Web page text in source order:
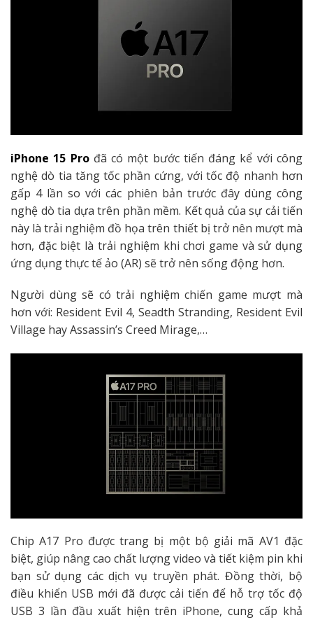
iPhone 15 Prođã có một bước tiến đáng kể với công
nghệ dò tia tăng tốc phần cứng, với tốc độ nhanh hơn
gấp 4 lần so với các phiên bản trước đây dùng công
nghệ dò tia dựa trên phần mềm. Kết quả của sự cải tiến
này là trải nghiệm đồ họa trên thiết bị trở nên mượt mà
hơn, đặc biệt là trải nghiệm khi chơi game và sử dụng
ứng dụng thực tế ảo (AR) sẽ trở nên sống động hơn.
Người dùng sẽ có trải nghiệm chiến game mượt mà
hơn với: Resident Evil 4, Seadth Stranding, Resident Evil
Village hay Assassin’s Creed Mirage,…
Chip A17 Pro được trang bị một bộ giải mã AV1 đặc
biệt, giúp nâng cao chất lượng video và tiết kiệm pin khi
bạn sử dụng các dịch vụ truyền phát. Đồng thời, bộ
điều khiển USB mới đã được cải tiến để hỗ trợ tốc độ
USB 3 lần đầu xuất hiện trên iPhone, cung cấp khả